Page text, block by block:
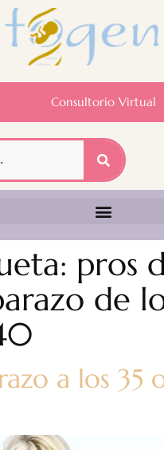
Consultorio Virtual
pros
de
a los 35